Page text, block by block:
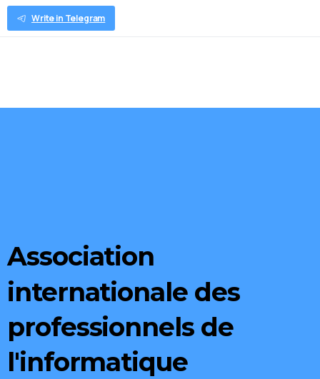
Write in Telegram
Association
internationale des
professionnels de
l'informatique